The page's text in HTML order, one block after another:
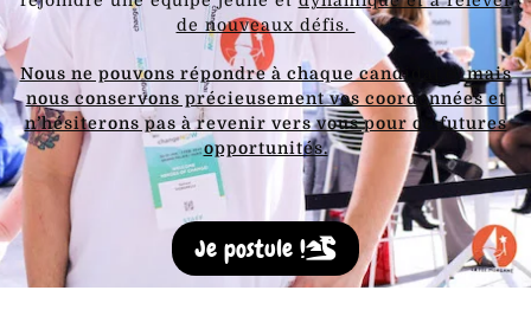
de nouveaux défis.
Nous ne pouvons répondre à chaque candidat.e, mais
nous conservons précieusement vos coordonnées et
n’hésiterons pas à revenir vers vous pour de futures
opportunités.
Je postule !